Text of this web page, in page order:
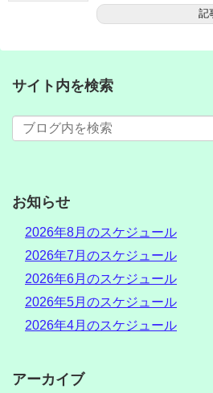
記
サイト内を検索
お知らせ
2026年8月のスケジュール
2026年7月のスケジュール
2026年6月のスケジュール
2026年5月のスケジュール
2026年4月のスケジュール
アーカイブ